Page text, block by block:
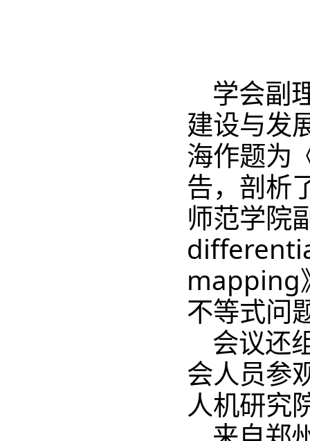
学会副
建设与发
海作题为
告，剖析
师范学院
mapping
不等式问
会议还
会人员参
人机研究